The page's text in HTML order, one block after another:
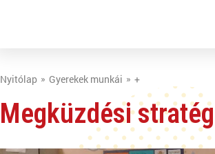
Nyitólap Gyerekek munkái +
Megküzdési